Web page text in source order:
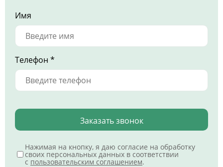
Имя
Телефон *
Заказать звонок
Нажимая на кнопку, я даю согласие на обработку
своих персональных данных в соответствии
с пользовательским соглашением.